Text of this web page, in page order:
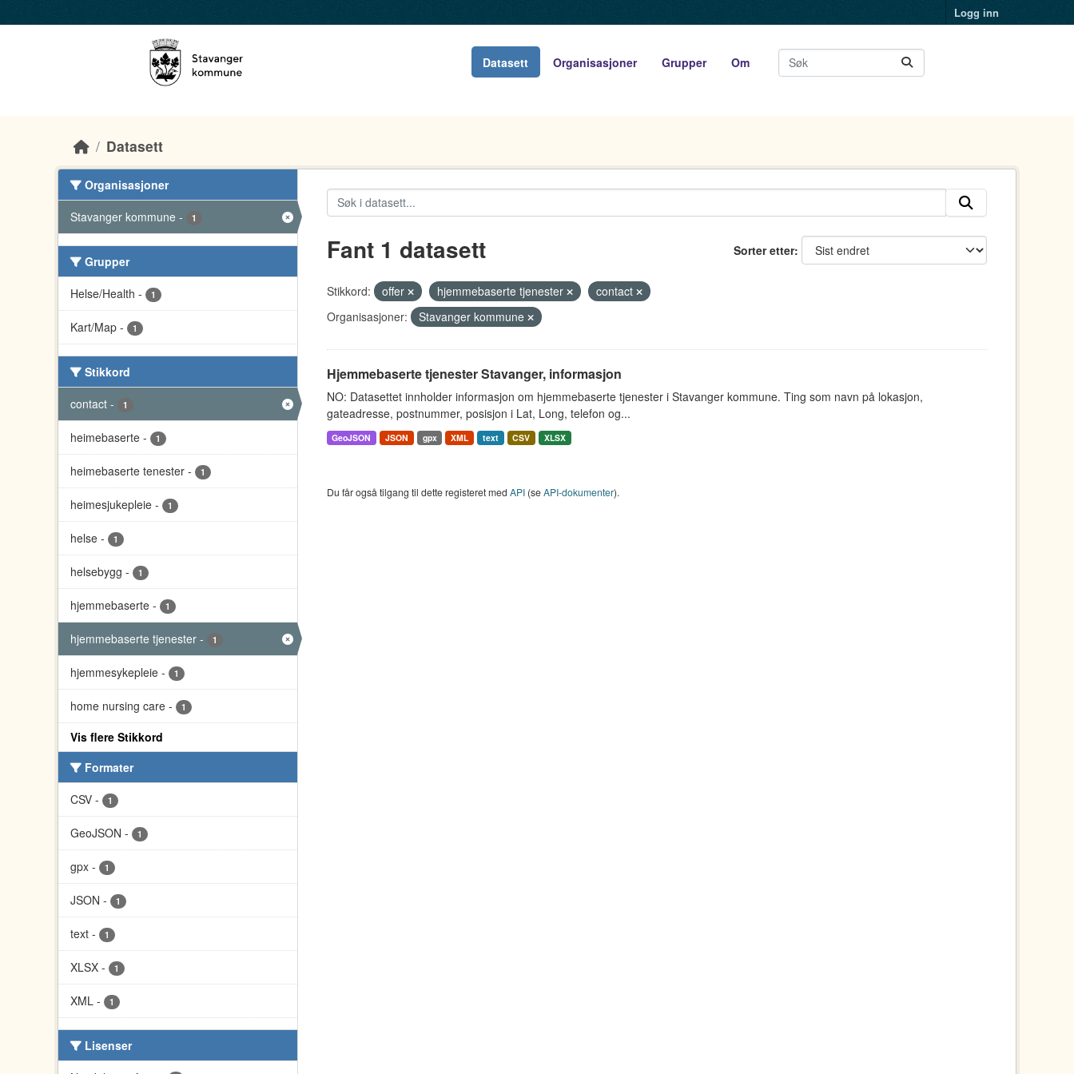
Logg inn
Datasett Organisasjoner Grupper Om
Datasett
Organisasjoner
Stavanger kommune - 1
Grupper
Helse/Health - 1
Kart/Map - 1
Stikkord
contact - 1
heimebaserte - 1
heimebaserte tenester - 1
heimesjukepleie - 1
helse - 1
helsebygg - 1
hjemmebaserte - 1
hjemmebaserte tjenester - 1
hjemmesykepleie - 1
home nursing care - 1
Vis flere Stikkord
Formater
CSV - 1
GeoJSON - 1
gpx - 1
JSON - 1
text - 1
XLSX - 1
XML - 1
Lisenser
Sorter etter
Fant 1 datasett
Stikkord: offer hjemmebaserte tjenester
contact
Organisasjoner:
Stavanger kommune
Hjemmebaserte tjenester Stavanger, informasjon
NO: Datasettet innholder informasjon om hjemmebaserte tjenester i Stavanger kommune. Ting som navn på lokasjon,
gateadresse, postnummer, posisjon i Lat, Long, telefon og...
GeoJSON JSON gpx XML text CSV XLSX
Du får også tilgang til dette registeret med API(seAPI-dokumenter).